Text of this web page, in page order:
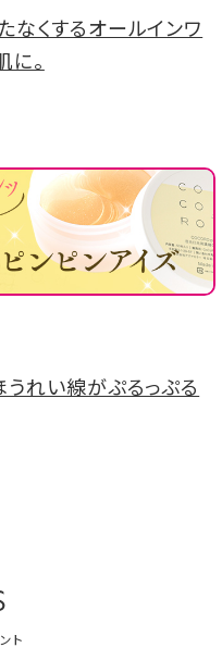
なくするオールインワ
に。
れい線がぷるっぷる
ト